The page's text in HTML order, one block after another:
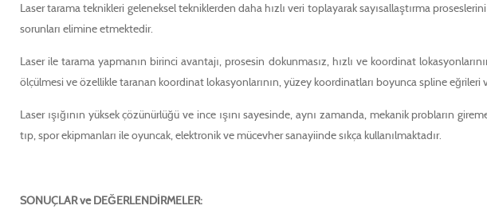
Laser tarama teknikleri geleneksel tekniklerden daha hızlı veri toplayarak sayısallaştırma
sorunları elimine etmektedir.
Laser ile tarama yapmanın birinci avantajı, prosesin dokunmasız, hızlı ve koordinat
ölçülmesi ve özellikle taranan koordinat lokasyonlarının, yüzey koordinatları boyunca spline
Laser ışığının yüksek çözünürlüğü ve ince ışını sayesinde, aynı zamanda, mekanik probların
tıp, spor ekipmanları ile oyuncak, elektronik ve mücevher sanayiinde sıkça kullanılmaktadır.
SONUÇLAR ve DEĞERLENDİRMELER: